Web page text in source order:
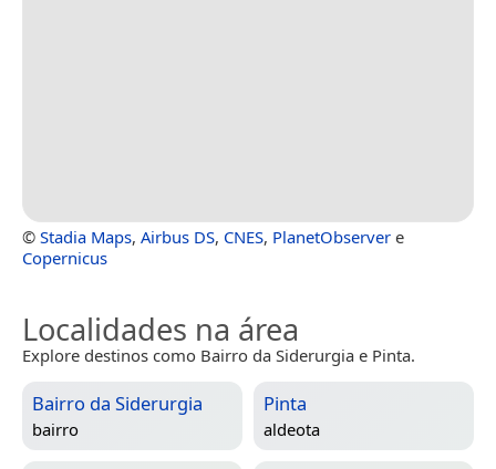
© Stadia Maps, Airbus DS, CNES, PlanetObserver e
Copernicus
Localidades na área
Explore destinos como Bairro da Siderurgia e Pinta.
Bairro da Siderurgia
bairro
Pinta
aldeota